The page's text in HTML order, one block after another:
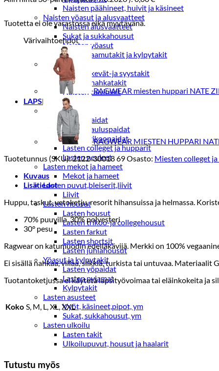
Naisten päähineet, huivit ja käsineet
Naisten yöasut ja alusvaatteet
Naisten alusvaatteet
Sukat ja sukkahousut
Naisten yöasut
Naisten aamutakit ja kylpytakit
Naisten takit
Naisten kevät-ja syystakit
Naisten nahkatakit
Naisten talvitakit
LAPSET
Lasten paidat
Lasten paidat
Lasten kauluspaidat
Lasten trikoopaidat
Lasten colleget ja hupparit
Lasten neuleet
Lasten mekot ja hameet
Mekot ja hameet
Lasten puvut,bleiserit,liivit
Liivit
Lasten housut
Lasten housut
Lasten trikoo-ja collegehousut
Lasten farkut
Lasten shortsit
Lasten juhlahousut
Yöasut ja kylpytakit
Lasten yöpaidat
Lasten pyjamat
Kylpytakit
Lasten asusteet
Vyöt, käsineet,pipot, ym
Sukat, sukkahousut, ym
Lasten ulkoilu
Lasten takit
Ulkoilupuvut, housut ja haalarit
Tuotetta ei ole varastossa eikä myytävänä.
Värivaihtoehdot
RAGWEAR miesten huppari NATE
RAGWEAR MIESTEN HUPPARI
Tuotetunnus (SKU):2122-30018 69Osasto: Miesten colleget
Kuvaus
Lisätiedot
Huppu, taskut, vetoketju, resorit hihansuissa ja helmassa.
70% puuvilla, 30% polyesteri
30° pesu
Ragwear on katumuodin edelläkävijä. Merkki on 100%
Ei sisällä nahkaa, villaa, silkkiä, turkista tai untuvaa.
Tuotantoketjussa ei käytetä lapsityövoimaa tai eläinkokeita ja
Koko S, M, L, XL, XXL
Tutustu myös